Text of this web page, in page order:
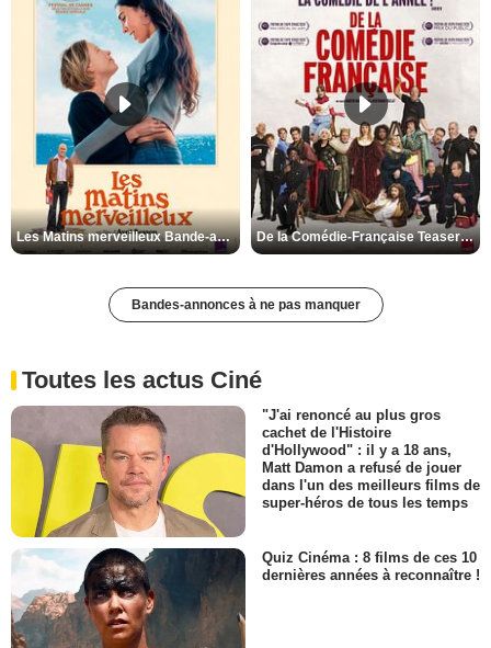
Les Matins merveilleux Bande-annonce VF De la Comédie-Française Teaser VF
Bandes-annonces à ne pas manquer
Toutes les actus Ciné
"J'ai renoncé au plus gros
cachet de l'Histoire
d'Hollywood" : il y a 18 ans,
Matt Damon a refusé de jouer
dans l'un des meilleurs films de
super-héros de tous les temps
Quiz Cinéma : 8 films de ces 10
dernières années à reconnaître !